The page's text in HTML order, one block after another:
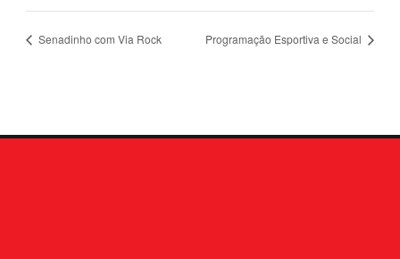
Senadinho com Via Rock Programação Esportiva e Social